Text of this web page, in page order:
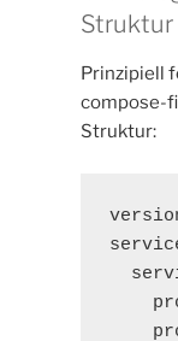
Struktur
Prinzipiell
compose-
Struktur: